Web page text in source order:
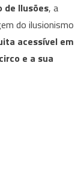
de Ilusões, a
do ilusionismo
acessível em
circo e a sua